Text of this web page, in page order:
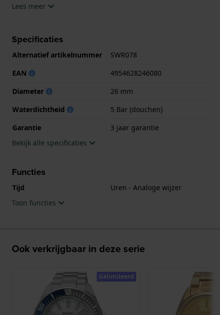
horloge geleverd met 3 jaar garantie.
Lees meer
Specificaties
Alternatief artikelnummer
SWR078
EAN
4954628246080
Diameter
26 mm
Waterdichtheid
5 Bar (douchen)
Garantie
3 jaar garantie
Bekijk alle specificaties
Functies
Tijd
Uren - Analoge wijzer
Toon functies
Ook verkrijgbaar in deze serie
Gelimiteerd